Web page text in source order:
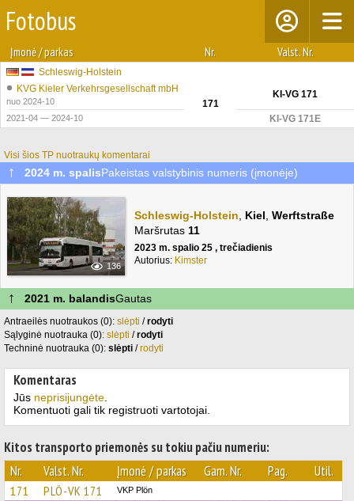
Fotobus
Įmonė / parkas Nr. Valst. Nr.
Schleswig-Holstein
KVG Kieler Verkehrsgesellschaft mbH
nuo 2024-10 171
KI-VG 171
2021-04 — 2024-10 KI-VG 171E
Visi šios TP nuotraukų komentarai
↑ 2024 m. spalisPakeistas valstybinis numeris (įmonėje)
136
Schleswig-Holstein Kiel Werftstraße
Maršrutas 11
2023 m. spalio 25 , trečiadienis
Autorius: Kimster
↑ 2021 m. balandisGautas
Antraeilės nuotraukos (0): slėpti /rodyti
Sąlyginė nuotrauka (0): slėpti /rodyti
Techninė nuotrauka (0): slėpti /rodyti
Komentaras
Jūs neprisijungėte
Komentuoti gali tik registruoti vartotojai.
Kitos transporto priemonės su tokiu pačiu numeriu:
Nr.
Valst. Nr. Įmonė / parkas Gam. Nr. Pag. Util.
171 PLÖ-VK 171 VKP Plön